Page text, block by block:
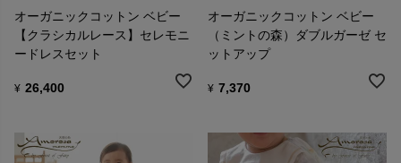
オーガニックコットン ベビー
【クラシカルレース】セレモニ
ードレスセット
¥ 26,400
オーガニックコットン ベビー
（ミントの森）ダブルガーゼ セ
ットアップ
¥ 7,370